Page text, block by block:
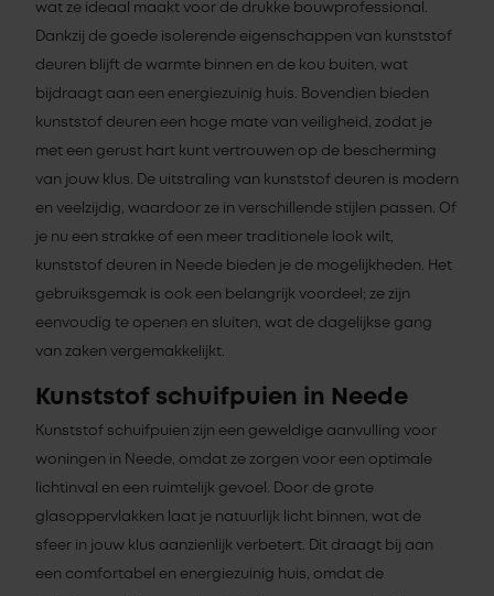
wat ze ideaal maakt voor de drukke bouwprofessional.
Dankzij de goede isolerende eigenschappen van kunststof
deuren blijft de warmte binnen en de kou buiten, wat
bijdraagt aan een energiezuinig huis. Bovendien bieden
kunststof deuren een hoge mate van veiligheid, zodat je
met een gerust hart kunt vertrouwen op de bescherming
van jouw klus. De uitstraling van kunststof deuren is modern
en veelzijdig, waardoor ze in verschillende stijlen passen. Of
je nu een strakke of een meer traditionele look wilt,
kunststof deuren in Neede bieden je de mogelijkheden. Het
gebruiksgemak is ook een belangrijk voordeel; ze zijn
eenvoudig te openen en sluiten, wat de dagelijkse gang
van zaken vergemakkelijkt.
Kunststof schuifpuien in Neede
Kunststof schuifpuien zijn een geweldige aanvulling voor
woningen in Neede, omdat ze zorgen voor een optimale
lichtinval en een ruimtelijk gevoel. Door de grote
glasoppervlakken laat je natuurlijk licht binnen, wat de
sfeer in jouw klus aanzienlijk verbetert. Dit draagt bij aan
een comfortabel en energiezuinig huis, omdat de